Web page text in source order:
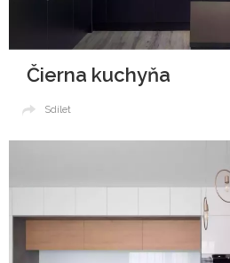
Čierna kuchyňa
Sdílet